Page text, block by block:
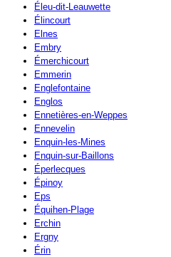
Éleu-dit-Leauwette
Élincourt
Elnes
Embry
Émerchicourt
Emmerin
Englefontaine
Englos
Ennetières-en-Weppes
Ennevelin
Enquin-les-Mines
Enquin-sur-Baillons
Éperlecques
Épinoy
Eps
Équihen-Plage
Erchin
Ergny
Érin